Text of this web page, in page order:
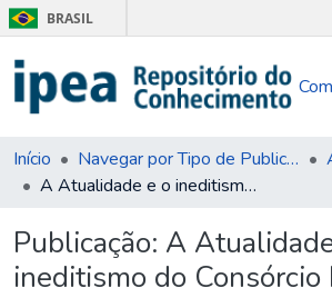
BRASIL
Início Navegar por Tipo de Publicação
A Atualidade e o ineditismo do Consórcio Nordeste
Publicação: A
ineditismo do Consórcio